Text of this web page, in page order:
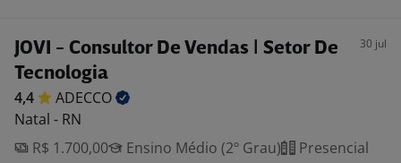
JOVI - Consultor De Vendas | Setor De
Tecnologia
30 jul
4,4
ADECCO
Natal - RN
R$ 1.700,00
Ensino Médio (2º Grau) Presencial